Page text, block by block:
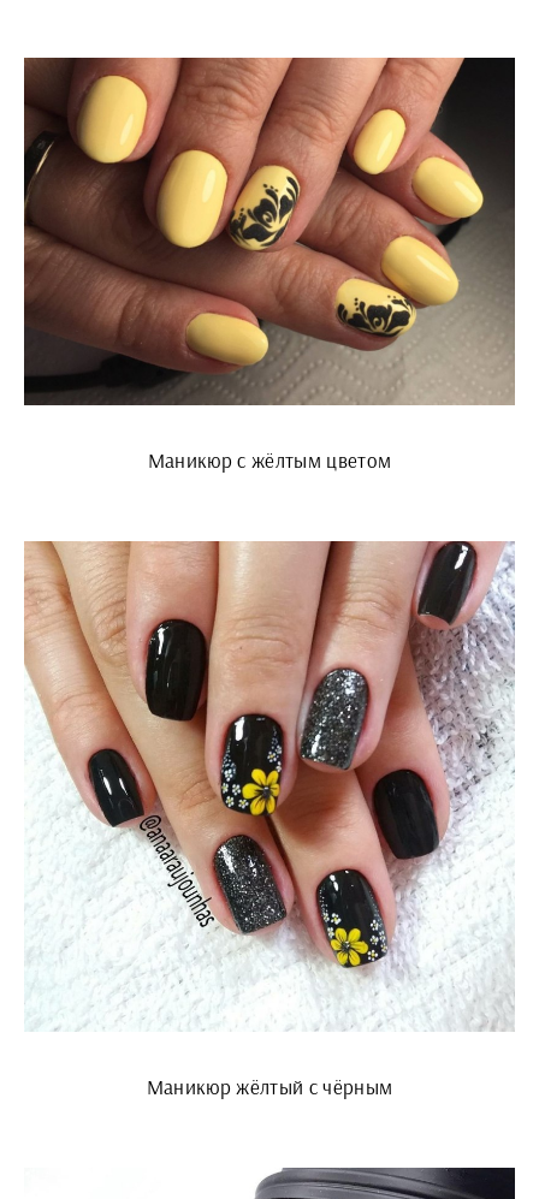
Маникюр с жёлтым цветом
Маникюр жёлтый с чёрным